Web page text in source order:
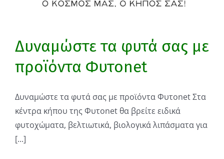
Δυναμώστε τα φυτά σας με
προϊόντα Φυτοnet
Δυναμώστε τα φυτά σας με προϊόντα Φυτοnet Στα
κέντρα κήπου της Φυτοnet θα βρείτε ειδικά
φυτοχώματα, βελτιωτικά, βιολογικά λιπάσματα για
[...]